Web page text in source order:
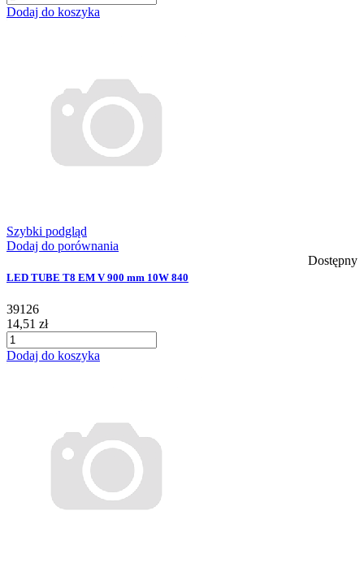
Dodaj do koszyka
Szybki podgląd
Dodaj do porównania
Dostępny
LED TUBE T8 EM V 900 mm 10W 840
39126
14,51 zł
Dodaj do koszyka